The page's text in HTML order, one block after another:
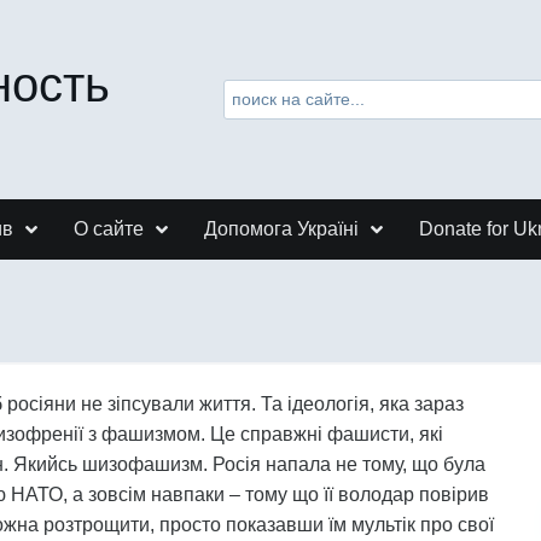
О сайте Допомога Україні Donate for
не зіпсували життя. Та ідеологія, яка зараз
з фашизмом. Це справжні фашисти, які
Якийсь шизофашизм. Росія напала не тому, що була
НАТО, а зовсім навпаки – тому що її володар повірив
розтрощити, просто показавши їм мультік про свої